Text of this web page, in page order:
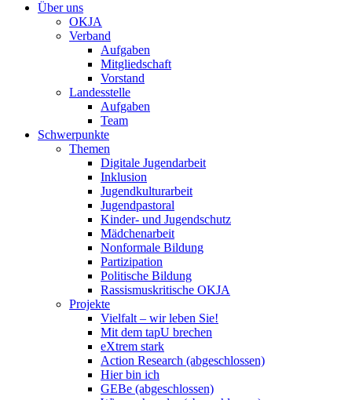
Über uns
OKJA
Verband
Aufgaben
Mitgliedschaft
Vorstand
Landesstelle
Aufgaben
Team
Schwerpunkte
Themen
Digitale Jugendarbeit
Inklusion
Jugendkulturarbeit
Jugendpastoral
Kinder- und Jugendschutz
Mädchenarbeit
Nonformale Bildung
Partizipation
Politische Bildung
Rassismuskritische OKJA
Projekte
Vielfalt – wir leben Sie!
Mit dem tapU brechen
eXtrem stark
Action Research (abgeschlossen)
Hier bin ich
GEBe (abgeschlossen)